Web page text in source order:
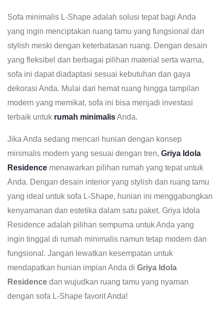
Sofa minimalis L-Shape adalah solusi tepat bagi Anda
yang ingin menciptakan ruang tamu yang fungsional dan
stylish meski dengan keterbatasan ruang. Dengan desain
yang fleksibel dan berbagai pilihan material serta warna,
sofa ini dapat diadaptasi sesuai kebutuhan dan gaya
dekorasi Anda. Mulai dari hemat ruang hingga tampilan
modern yang memikat, sofa ini bisa menjadi investasi
terbaik untuk rumah minimalisAnda.
Jika Anda sedang mencari hunian dengan konsep
minimalis modern yang sesuai dengan tren, Griya Idola
Residence menawarkan pilihan rumah yang tepat untuk
Anda. Dengan desain interior yang stylish dan ruang tamu
yang ideal untuk sofa L-Shape, hunian ini menggabungkan
kenyamanan dan estetika dalam satu paket. Griya Idola
Residence adalah pilihan sempurna untuk Anda yang
ingin tinggal di rumah minimalis namun tetap modern dan
fungsional. Jangan lewatkan kesempatan untuk
mendapatkan hunian impian Anda di Griya Idola
Residence dan wujudkan ruang tamu yang nyaman
dengan sofa L-Shape favorit Anda!